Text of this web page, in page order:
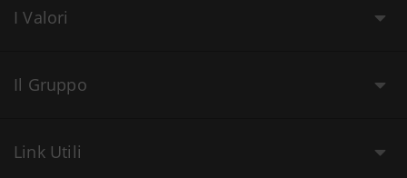
I Valori
Il Gruppo
Link Utili